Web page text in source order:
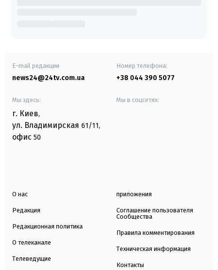
E-mail редакции
news24@24tv.com.ua
Номер телефона:
+38 044 390 5077
Мы здесь:
г. Киев,
ул. Владимирская 61/11,
офис 50
Мы в соцсетях:
О нас
Редакция
Редакционная политика
О телеканале
Телеведущие
приложения
Соглашение пользователя
Сообщества
Правила комментирования
Техническая информация
Контакты